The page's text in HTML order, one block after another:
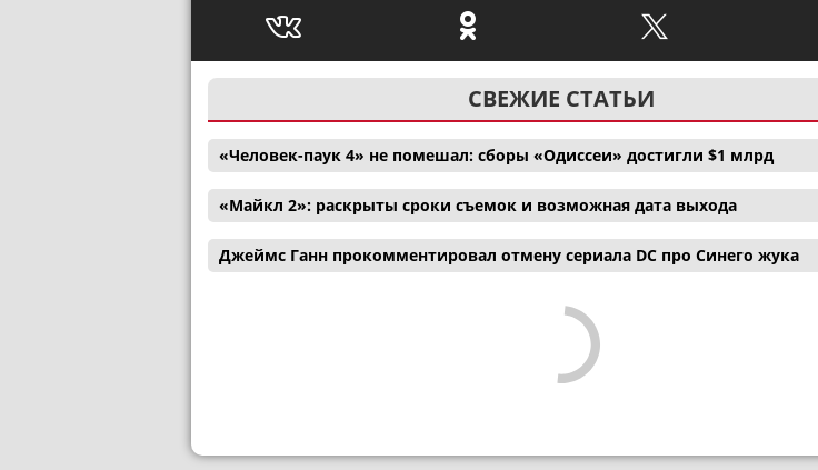
СВЕЖИЕ СТАТЬИ
«Человек-паук 4» не помешал: сборы «Одиссеи» достигли $1 млрд
«Майкл 2»: раскрыты сроки съемок и возможная дата выхода
Джеймс Ганн прокомментировал отмену сериала DC про Синего жука